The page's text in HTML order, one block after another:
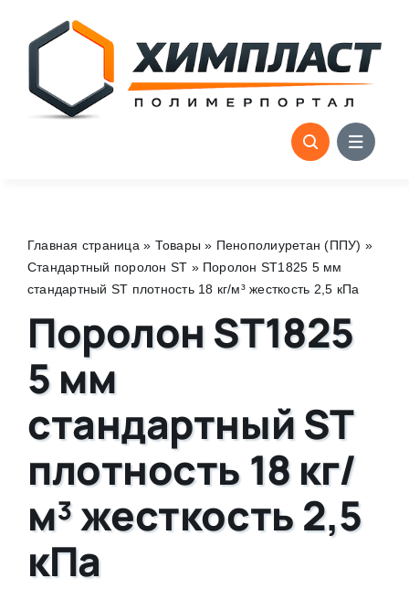
content
Главная страница » Товары » Пенополиуретан (ППУ) »
Стандартный поролон ST » Поролон ST1825 5 мм
стандартный ST плотность 18 кг/м³ жесткость 2,5 кПа
Поролон ST1825
5 мм
стандартный ST
плотность 18 кг/
м³ жесткость 2,5
кПа